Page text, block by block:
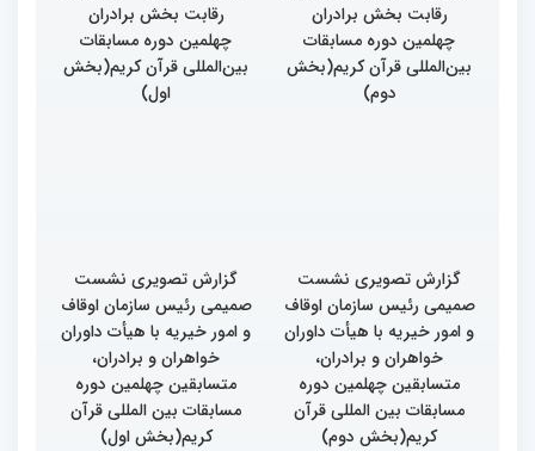
رقابت بخش برادران
چهلمین دوره مسابقات
بین‌المللی قرآن کریم(بخش
دوم)
رقابت بخش برادران
چهلمین دوره مسابقات
بین‌المللی قرآن کریم(بخش
اول)
گزارش تصویری نشست
صمیمی رئیس سازمان اوقاف
و امور خیریه با هیأت داوران
خواهران و برادران،
متسابقین چهلمین دوره
مسابقات بین المللی قرآن
کریم(بخش دوم)
گزارش تصویری نشست
صمیمی رئیس سازمان اوقاف
و امور خیریه با هیأت داوران
خواهران و برادران،
متسابقین چهلمین دوره
مسابقات بین المللی قرآن
کریم(بخش اول)